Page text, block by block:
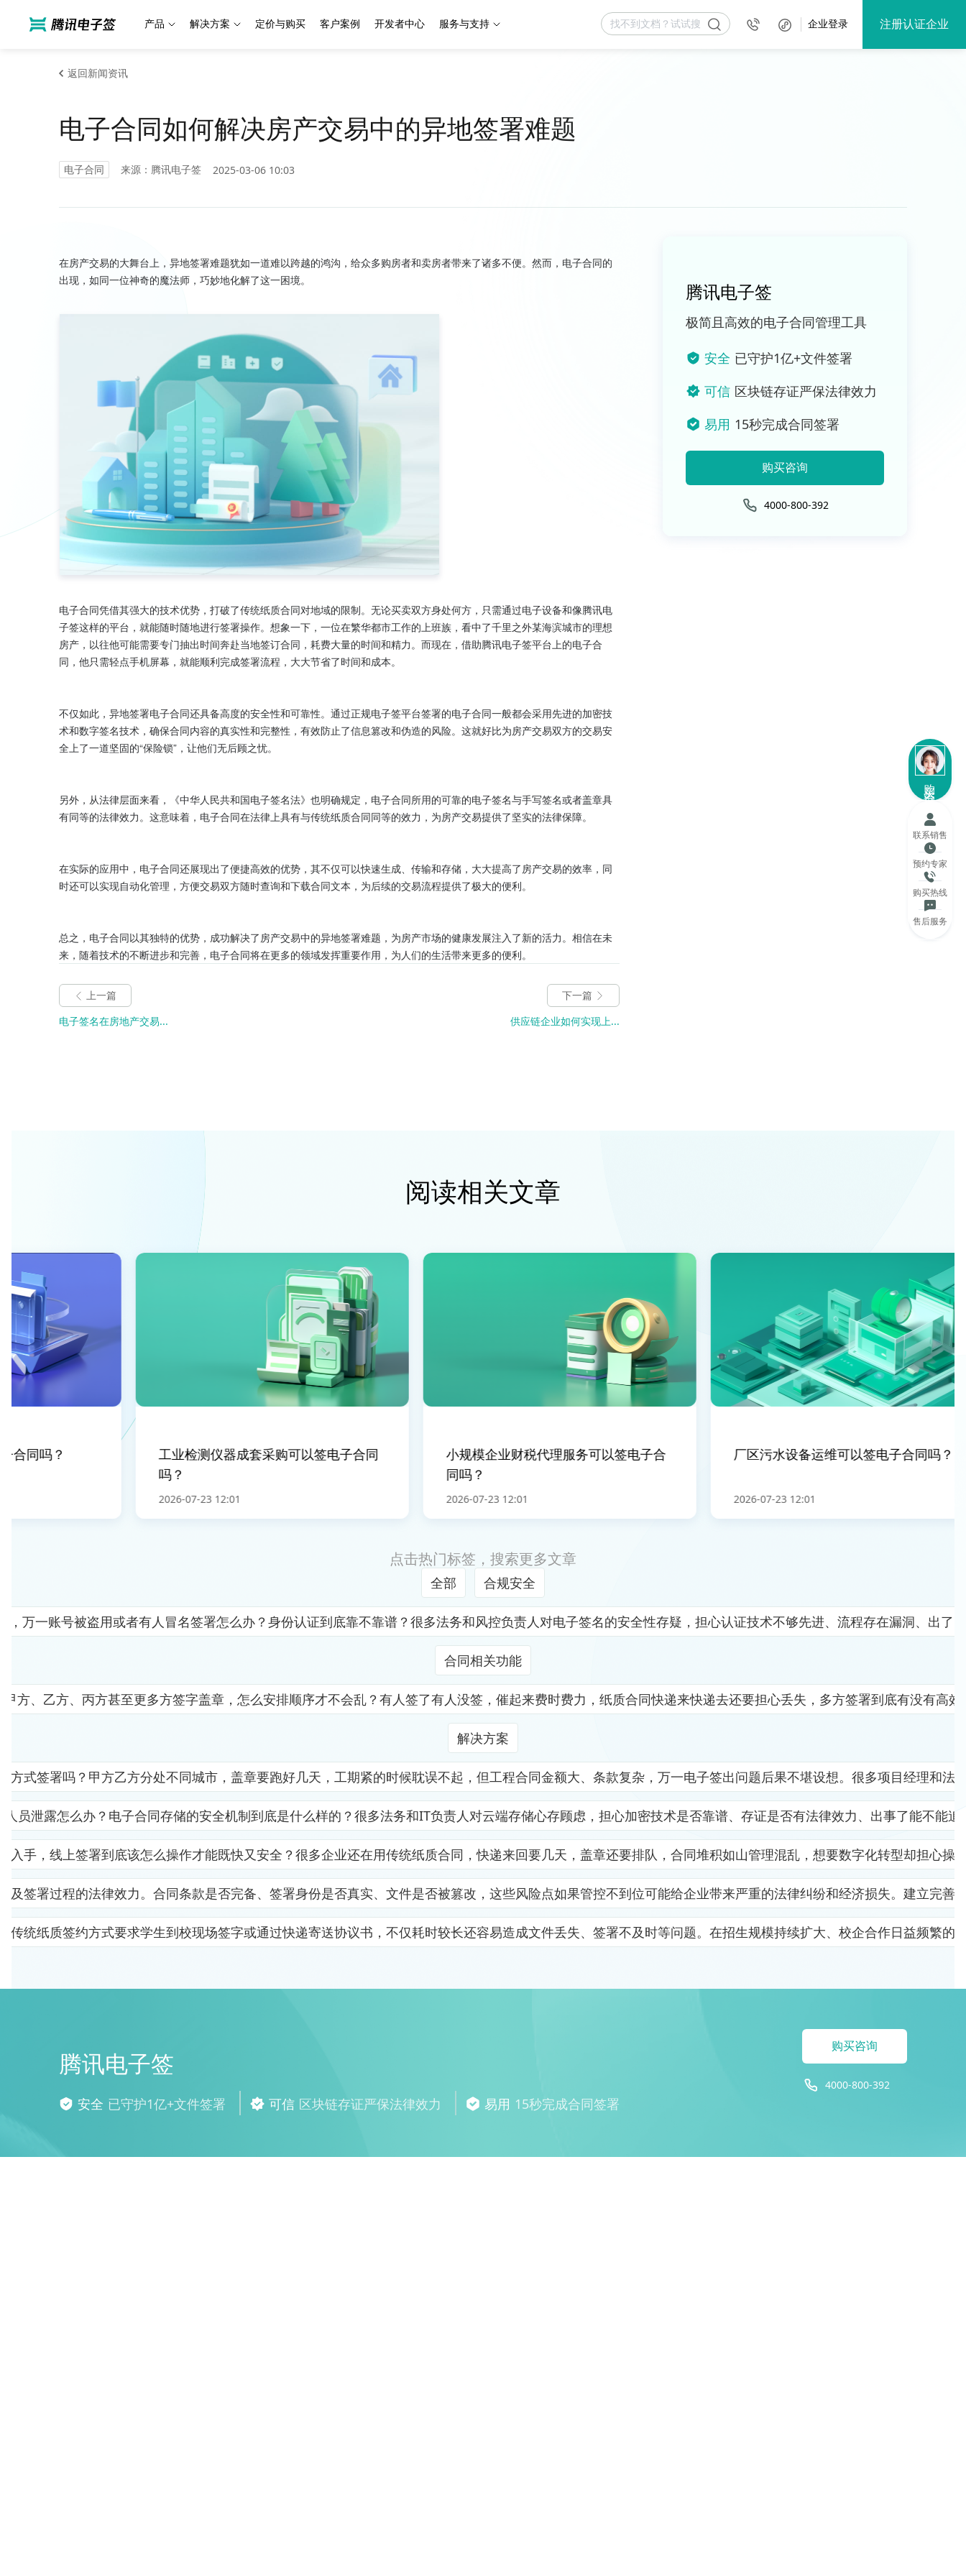
产品 解决方案 定价与购买 客户案例 开发者中心 服务与支持 企业登录 注册认证企业
返回新闻资讯
电子合同如何解决房产交易中的异地签署难题
电子合同 来源：腾讯电子签 2025-03-06 10:03
在房产交易的大舞台上，异地签署难题犹如一道难以跨越的鸿沟，给众多购房者和卖房者带来了诸多不便。然而，电子合同的
出现，如同一位神奇的魔法师，巧妙地化解了这一困境。
电子合同凭借其强大的技术优势，打破了传统纸质合同对地域的限制。无论买卖双方身处何方，只需通过电子设备和像腾讯电
子签这样的平台，就能随时随地进行签署操作。想象一下，一位在繁华都市工作的上班族，看中了千里之外某海滨城市的理想
房产，以往他可能需要专门抽出时间奔赴当地签订合同，耗费大量的时间和精力。而现在，借助腾讯电子签平台上的电子合
同，他只需轻点手机屏幕，就能顺利完成签署流程，大大节省了时间和成本。
不仅如此，异地签署电子合同还具备高度的安全性和可靠性。通过正规电子签平台签署的电子合同一般都会采用先进的加密技
术和数字签名技术，确保合同内容的真实性和完整性，有效防止了信息篡改和伪造的风险。这就好比为房产交易双方的交易安
全上了一道坚固的“保险锁”，让他们无后顾之忧。
另外，从法律层面来看，《中华人民共和国电子签名法》也明确规定，电子合同所用的可靠的电子签名与手写签名或者盖章具
有同等的法律效力。这意味着，电子合同在法律上具有与传统纸质合同同等的效力，为房产交易提供了坚实的法律保障。
在实际的应用中，电子合同还展现出了便捷高效的优势，其不仅可以快速生成、传输和存储，大大提高了房产交易的效率，同
时还可以实现自动化管理，方便交易双方随时查询和下载合同文本，为后续的交易流程提供了极大的便利。
总之，电子合同以其独特的优势，成功解决了房产交易中的异地签署难题，为房产市场的健康发展注入了新的活力。相信在未
来，随着技术的不断进步和完善，电子合同将在更多的领域发挥重要作用，为人们的生活带来更多的便利。
上一篇
电子签名在房地产交易...
下一篇
供应链企业如何实现上...
腾讯电子签
极简且高效的电子合同管理工具
安全 已守护1亿+文件签署
可信 区块链存证严保法律效力
易用 15秒完成合同签署
购买咨询
4000-800-392
阅读相关文章
同吗？
工业检测仪器成套采购可以签电子合同
吗？
2026-07-23 12:01
小规模企业财税代理服务可以签电子合
同吗？
2026-07-23 12:01
厂区污水设备运维可以签电子合同吗？
2026-07-23 12:01
点击热门标签，搜索更多文章
全部 合规安全
万一账号被盗用或者有人冒名签署怎么办？身份认证到底靠不靠谱？很多法务和风控负责人对电子签名的安全性存疑，担心认证技术不够先进、流程存在漏洞、出了
合同相关功能
方、乙方、丙方甚至更多方签字盖章，怎么安排顺序才不会乱？有人签了有人没签，催起来费时费力，纸质合同快递来快递去还要担心丢失，多方签署到底有没有高
解决方案
方式签署吗？甲方乙方分处不同城市，盖章要跑好几天，工期紧的时候耽误不起，但工程合同金额大、条款复杂，万一电子签出问题后果不堪设想。很多项目经理和法
员泄露怎么办？电子合同存储的安全机制到底是什么样的？很多法务和IT负责人对云端存储心存顾虑，担心加密技术是否靠谱、存证是否有法律效力、出事了能不能
入手，线上签署到底该怎么操作才能既快又安全？很多企业还在用传统纸质合同，快递来回要几天，盖章还要排队，合同堆积如山管理混乱，想要数字化转型却担心操
签署过程的法律效力。合同条款是否完备、签署身份是否真实、文件是否被篡改，这些风险点如果管控不到位可能给企业带来严重的法律纠纷和经济损失。建立完
统纸质签约方式要求学生到校现场签字或通过快递寄送协议书，不仅耗时较长还容易造成文件丢失、签署不及时等问题。在招生规模持续扩大、校企合作日益频繁
腾讯电子签
安全 已守护1亿+文件签署 可信 区块链存证严保法律效力 易用 15秒完成合同签署
购买咨询
4000-800-392
购买咨询
联系销售
预约专家
购买热线
售后服务